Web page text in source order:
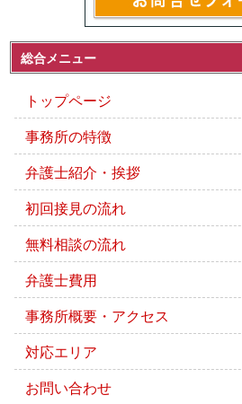
総合メニュー
トップページ
事務所の特徴
弁護士紹介・挨拶
初回接見の流れ
無料相談の流れ
弁護士費用
事務所概要・アクセス
対応エリア
お問い合わせ